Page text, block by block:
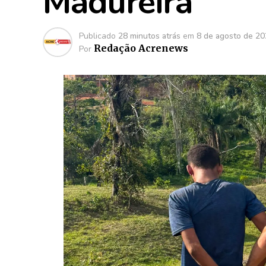
Publicado 28 minutos atrás em 8 de agosto de
Por Redação Acrenews